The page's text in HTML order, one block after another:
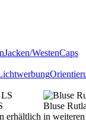
Jacken/WestenCaps
erhältlich
Bluse
in